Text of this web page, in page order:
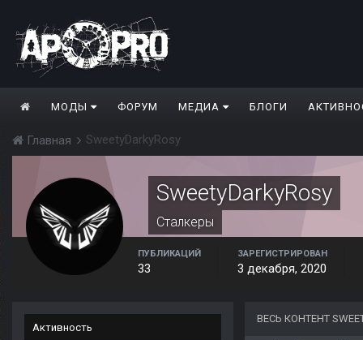
МОДЫ ФОРУМ МЕДИА БЛОГИ
Главная SweetyDarkyRosy
SweetyDarkyRosy
Сталкеры
ПУБЛИКАЦИЙ
33
ЗАРЕГИСТРИРОВАН
3 декабря, 2020
Активность
ВЕСЬ КОНТЕНТ